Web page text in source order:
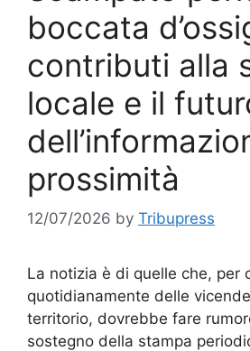
boccata
contributi alla
locale e il
prossimità
12/07/2026 by Tribupress
La notizia è di quelle che, per
quotidianamente delle
territorio, dovrebbe fare
sostegno della stampa